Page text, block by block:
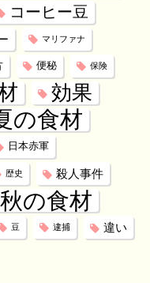
コーヒー豆
マリファナ
便秘 保険
効果
の食材
日本赤軍
歴史 殺人事件
秋の食材
豆 逮捕 違い